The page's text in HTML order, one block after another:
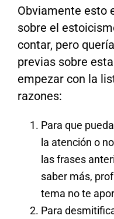
Obviamente esto
sobre el
contar, pero
previas sobre
empezar con la
razones:
Para que
la atención o
las frases
saber más,
tema no te
Para